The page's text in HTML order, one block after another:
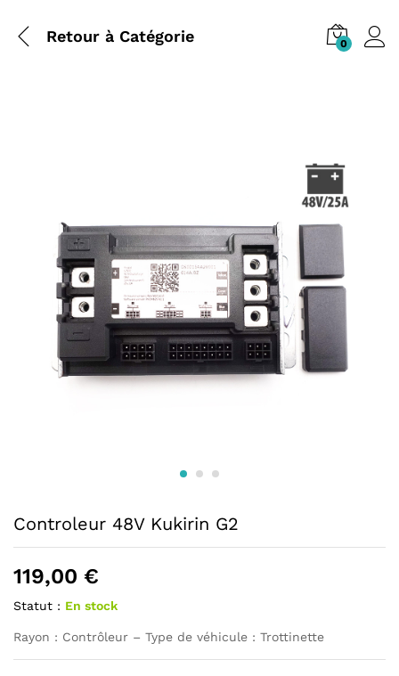
Retour à Catégorie 0
Controleur 48V Kukirin G2
119,00 €
Statut : En stock
Rayon : Contrôleur – Type de véhicule : Trottinette